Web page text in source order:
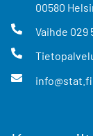
00580
Vaihde 029
info@stat.fi